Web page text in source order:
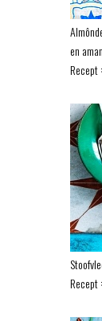
en
Recept
Recept